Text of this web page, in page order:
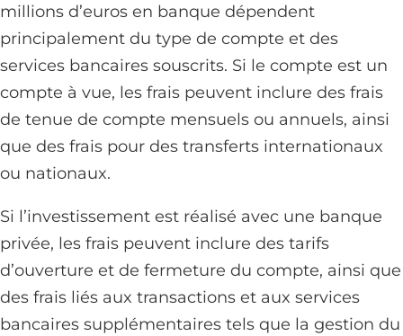
millions d’euros en banque dépendent
principalement du type de compte et des
services bancaires souscrits. Si le compte est un
compte à vue, les frais peuvent inclure des frais
de tenue de compte mensuels ou annuels, ainsi
que des frais pour des transferts internationaux
ou nationaux.
Si l’investissement est réalisé avec une banque
privée, les frais peuvent inclure des tarifs
d’ouverture et de fermeture du compte, ainsi que
des frais liés aux transactions et aux services
bancaires supplémentaires tels que la gestion du